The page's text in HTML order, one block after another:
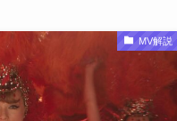
MV解説